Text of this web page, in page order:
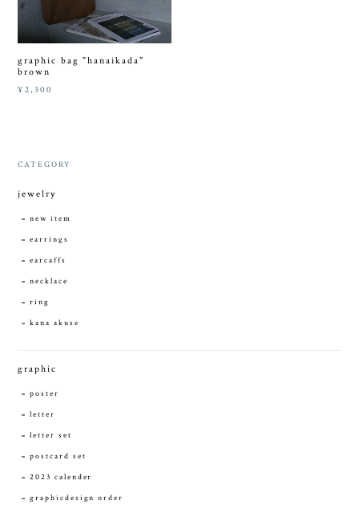
graphic bag "hanaikada"
brown
¥2,300
CATEGORY
jewelry
new item
earrings
earcaffs
necklace
ring
kana akuse
graphic
poster
letter
letter set
postcard set
2023 calender
graphicdesign order